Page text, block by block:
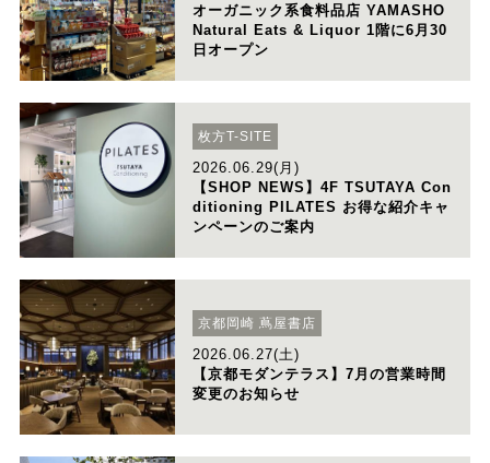
オーガニック系食料品店 YAMASHO
Natural Eats & Liquor 1階に6月30
日オープン
枚方T-SITE
2026.06.29(月)
【SHOP NEWS】4F TSUTAYA Con
ditioning PILATES お得な紹介キャ
ンペーンのご案内
京都岡崎 蔦屋書店
2026.06.27(土)
【京都モダンテラス】7月の営業時間
変更のお知らせ